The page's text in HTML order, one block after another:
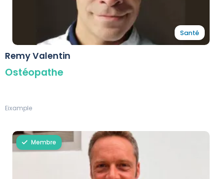
Santé
Remy Valentin
Ostéopathe
Eixample
Membre